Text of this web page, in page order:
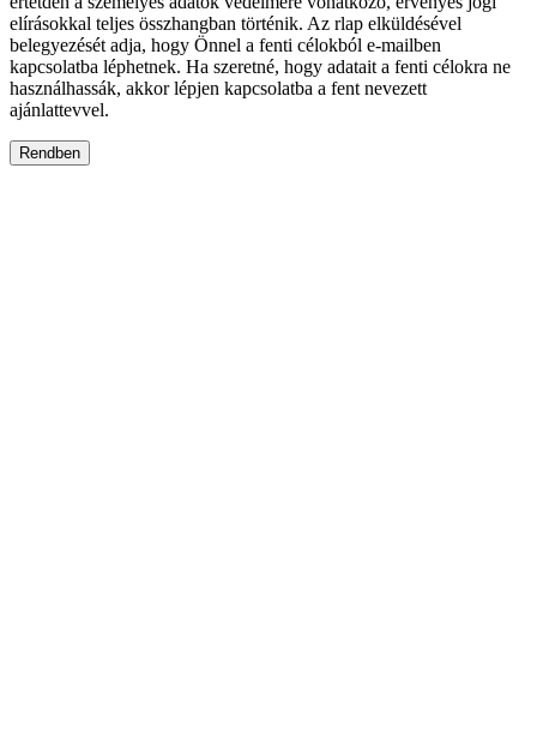
elírásokkal teljes összhangban történik. Az rlap elküldésével
belegyezését adja, hogy Önnel a fenti célokból e-mailben
kapcsolatba léphetnek. Ha szeretné, hogy adatait a fenti célokra ne
használhassák, akkor lépjen kapcsolatba a fent nevezett
ajánlattevvel.
Rendben